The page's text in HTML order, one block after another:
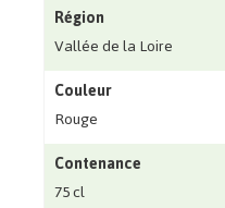
Région
Vallée de la Loire
Couleur
Rouge
Contenance
75 cl